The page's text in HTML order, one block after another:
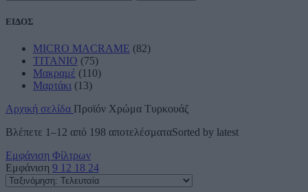
ΕΙΔΟΣ
MICRO MACRAME (82)
TITANIO (75)
Μακραμέ (110)
Μαρτάκι (13)
Αρχική σελίδα Προϊόν Χρώμα Τυρκουάζ
Βλέπετε 1–12 από 198 αποτελέσματαSorted by latest
Εμφάνιση Φίλτρων
Εμφάνιση 9 12 18 24